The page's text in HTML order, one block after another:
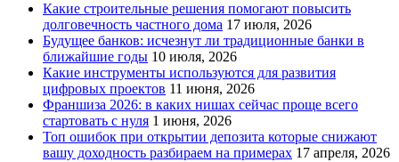
Какие строительные решения помогают повысить
долговечность частного дома 17 июля, 2026
Будущее банков: исчезнут ли традиционные банки в
ближайшие годы 10 июля, 2026
Какие инструменты используются для развития
цифровых проектов 11 июня, 2026
Франшиза 2026: в каких нишах сейчас проще всего
стартовать с нуля 1 июня, 2026
Топ ошибок при открытии депозита которые снижают
вашу доходность разбираем на примерах 17 апреля, 2026